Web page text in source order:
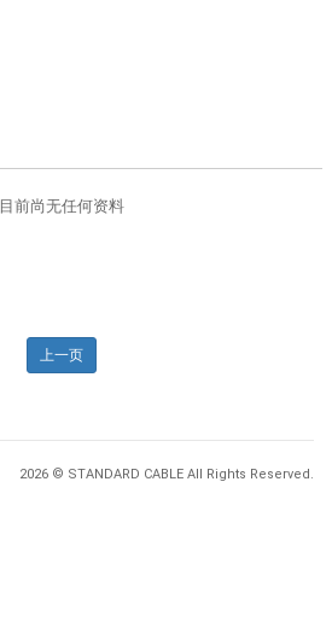
目前尚无任何资料
上一页
2026 © STANDARD CABLE All Rights Reserved.